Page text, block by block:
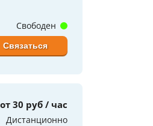
Свободен
Связаться
от 30 руб / час
Дистанционно